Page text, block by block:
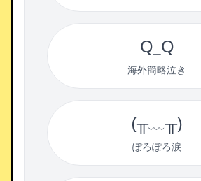
Q_Q
海外簡略泣き
(╥﹏╥)
ぽろぽろ涙